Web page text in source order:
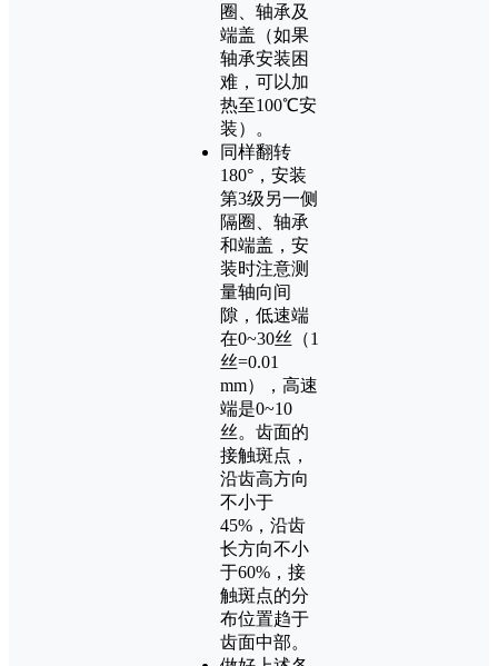
圈、轴承及
端盖（如果
轴承安装困
难，可以加
热至100℃安
装）。
同样翻转
180°，安装
第3级另一侧
隔圈、轴承
和端盖，安
装时注意测
量轴向间
隙，低速端
在0~30丝（1
丝=0.01
mm），高速
端是0~10
丝。齿面的
接触斑点，
沿齿高方向
不小于
45%，沿齿
长方向不小
于60%，接
触斑点的分
布位置趋于
齿面中部。